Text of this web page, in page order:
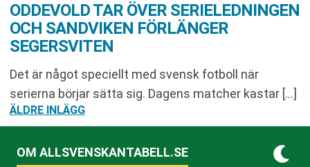
ODDEVOLD TAR ÖVER SERIELEDNINGEN
OCH SANDVIKEN FÖRLÄNGER
SEGERSVITEN
Det är något speciellt med svensk fotboll när
serierna börjar sätta sig. Dagens matcher kastar […]
INLÄGGSNAVIGERING
ÄLDRE INLÄGG
OM ALLSVENSKANTABELL.SE